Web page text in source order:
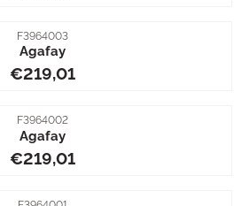
Artikelnummer
F3964003
Agafay
Prijs: 219,01
€219,01
Artikelnummer
F3964002
Agafay
Prijs: 219,01
€219,01